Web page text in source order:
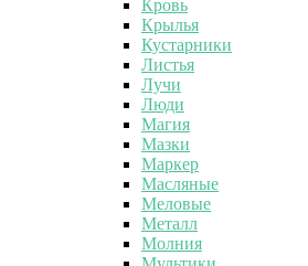
Кровь
Крылья
Кустарники
Листья
Лучи
Люди
Магия
Мазки
Маркер
Масляные
Меловые
Металл
Молния